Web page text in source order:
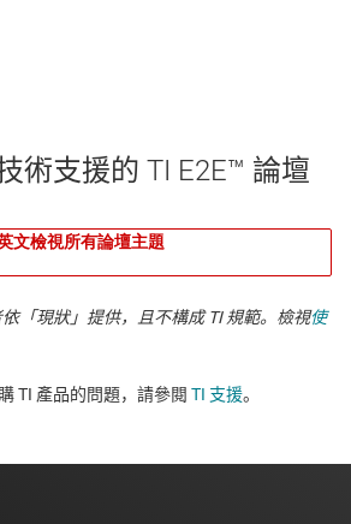
術支援的 TI E2E™ 論壇
文檢視所有論壇主題
「現狀」提供，且不構成 TI 規範。檢視使
TI 產品的問題，請參閱 TI 支援。​​​​​​​​​​​​​​